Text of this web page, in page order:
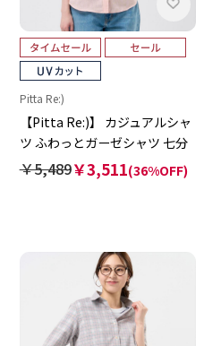
Pitta Re:)
【Pitta Re:)】 カジュアルシャ
ツ ふわっとガーゼシャツ 七分
袖 綿100% レディース
￥5,489￥3,511(36%OFF)